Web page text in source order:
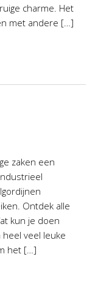
charme. Het
met andere […]
zaken een
Ontdek alle
kun je doen
veel leuke
het […]